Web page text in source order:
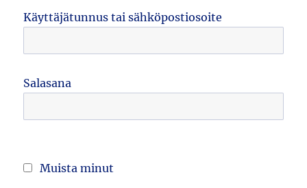
Käyttäjätunnus tai sähköpostiosoite
Salasana
Muista minut